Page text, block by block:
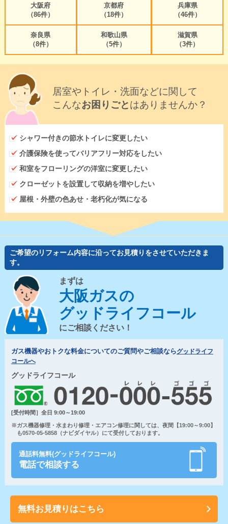
大阪府
（86件）
京都府
（18件）
兵庫県
（46件）
奈良県
（8件）
和歌山県
（5件）
滋賀県
（3件）
居室やトイレ・洗面などに関して
こんなお困りごとはありませんか？
シャワー付きの節水トイレに変更したい
介護保険を使ってバリアフリー対応をしたい
和室をフローリングの洋室に変更したい
クローゼットを設置して収納を増やしたい
屋根・外壁の色あせ・老朽化が気になる
ご希望のリフォーム内容に沿ってお見積りをさせていただきま
す。
まずは
大阪ガスの
グッドライフコール
にご相談ください！
ガス機器やおトクな料金についてのご質問やご相談ならグッドライフ
コールへ
グッドライフコール
[受付時間］全日 9:00～19:00
※ガス機器修理・水まわり修理・エアコン修理に関しては、夜間【19:00～9:00】
も0570-05-5858（ナビダイヤル）にて受付しております。
通話料無料(グッドライフコール)
電話で相談する
無料お見積りはこちら